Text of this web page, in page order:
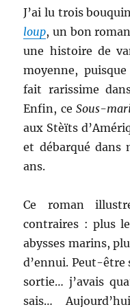
J’ai lu trois
loup, un bon
une histoire de
moyenne,
fait rarissime
Enfin, ce Sous-
aux Stèïts
et débarqué dans
ans.
Ce roman
contraires : plus
abysses marins,
d’ennui. Peut-
sortie… j’avais
sais…